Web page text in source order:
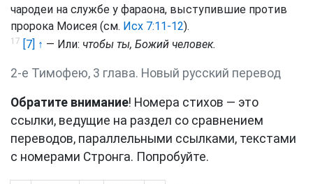
чародеи на службе у фараона, выступившие против
пророка Моисея (см. Исх 7:11-12).
17 [7] ↑ — Или: чтобы ты, Божий человек.
2-е Тимофею, 3 глава. Новый русский перевод
Обратите внимание! Номера стихов — это
ссылки, ведущие на раздел со сравнением
переводов, параллельными ссылками, текстами
с номерами Стронга. Попробуйте.